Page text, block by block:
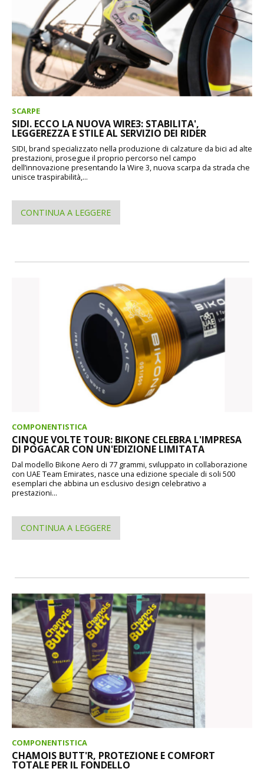
SCARPE
SIDI. ECCO LA NUOVA WIRE3: STABILITA',
LEGGEREZZA E STILE AL SERVIZIO DEI RIDER
SIDI, brand specializzato nella produzione di calzature da bici ad alte
prestazioni, prosegue il proprio percorso nel campo
dell’innovazione presentando la Wire 3, nuova scarpa da strada che
unisce traspirabilità,...
CONTINUA A LEGGERE
COMPONENTISTICA
CINQUE VOLTE TOUR: BIKONE CELEBRA L'IMPRESA
DI POGACAR CON UN'EDIZIONE LIMITATA
Dal modello Bikone Aero di 77 grammi, sviluppato in collaborazione
con UAE Team Emirates, nasce una edizione speciale di soli 500
esemplari che abbina un esclusivo design celebrativo a
prestazioni...
CONTINUA A LEGGERE
COMPONENTISTICA
CHAMOIS BUTT'R, PROTEZIONE E COMFORT
TOTALE PER IL FONDELLO